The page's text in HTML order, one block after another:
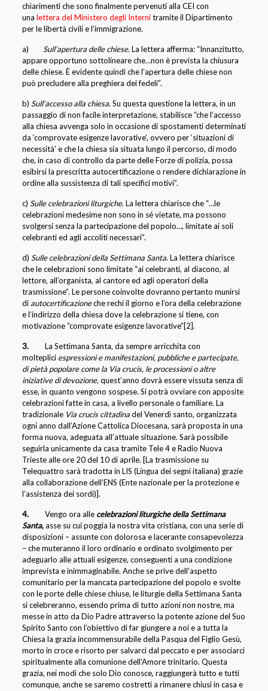
chiarimenti che sono finalmente pervenuti alla CEI con
una lettera del Ministero degli Internitramite il Dipartimento
per le libertà civili e l’immigrazione.
a) Sull’apertura delle chiese. La lettera afferma: “Innanzitutto,
appare opportuno sottolineare che…non è prevista la chiusura
delle chiese. È evidente quindi che l’apertura delle chiese non
può precludere alla preghiera dei fedeli”.
b) Sull’accesso alla chiesa. Su questa questione la lettera, in un
passaggio di non facile interpretazione, stabilisce “che l’accesso
alla chiesa avvenga solo in occasione di spostamenti determinati
da ‘comprovate esigenze lavorative’, ovvero per ‘situazioni di
necessità’ e che la chiesa sia situata lungo il percorso, di modo
che, in caso di controllo da parte delle Forze di polizia, possa
esibirsi la prescritta autocertificazione o rendere dichiarazione in
ordine alla sussistenza di tali specifici motivi”.
c) Sulle celebrazioni liturgiche. La lettera chiarisce che “…le
celebrazioni medesime non sono in sé vietate, ma possono
svolgersi senza la partecipazione del popolo…, limitate ai soli
celebranti ed agli accoliti necessari”.
d) Sulle celebrazioni della Settimana Santa. La lettera chiarisce
che le celebrazioni sono limitate “ai celebranti, al diacono, al
lettore, all’organista, al cantore ed agli operatori della
trasmissione”. Le persone coinvolte dovranno pertanto munirsi
di autocertificazioneche rechi il giorno e l’ora della celebrazione
e l’indirizzo della chiesa dove la celebrazione si tiene, con
motivazione “comprovate esigenze lavorative”[2].
3. La Settimana Santa, da sempre arricchita con
molteplici espressioni e manifestazioni, pubbliche e partecipate,
di pietà popolare come la Via crucis, le processioni o altre
iniziative di devozione,quest’anno dovrà essere vissuta senza di
esse, in quanto vengono sospese. Si potrà ovviare con apposite
celebrazioni fatte in casa, a livello personale o familiare. La
tradizionale Via crucis cittadinadel Venerdì santo, organizzata
ogni anno dall’Azione Cattolica Diocesana, sarà proposta in una
forma nuova, adeguata all’attuale situazione. Sarà possibile
seguirla unicamente da casa tramite Tele 4 e Radio Nuova
Trieste alle ore 20 del 10 di aprile. [La trasmissione su
Telequattro sarà tradotta in LIS (Lingua dei segni italiana) grazie
alla collaborazione dell’ENS (Ente nazionale per la protezione e
l’assistenza dei sordi)].
4. Vengo ora alle celebrazioni liturgiche della Settimana
Santa,asse su cui poggia la nostra vita cristiana, con una serie di
disposizioni – assunte con dolorosa e lacerante consapevolezza
– che muteranno il loro ordinario e ordinato svolgimento per
adeguarlo alle attuali esigenze, conseguenti a una condizione
imprevista e inimmaginabile. Anche se prive dell’aspetto
comunitario per la mancata partecipazione del popolo e svolte
con le porte delle chiese chiuse, le liturgie della Settimana Santa
si celebreranno, essendo prima di tutto azioni non nostre, ma
messe in atto da Dio Padre attraverso la potente azione del Suo
Spirito Santo con l’obiettivo di far giungere a noi e a tutta la
Chiesa la grazia incommensurabile della Pasqua del Figlio Gesù,
morto in croce e risorto per salvarci dal peccato e per associarci
spiritualmente alla comunione dell’Amore trinitario. Questa
grazia, nei modi che solo Dio conosce, raggiungerà tutto e tutti
comunque, anche se saremo costretti a rimanere chiusi in casa e